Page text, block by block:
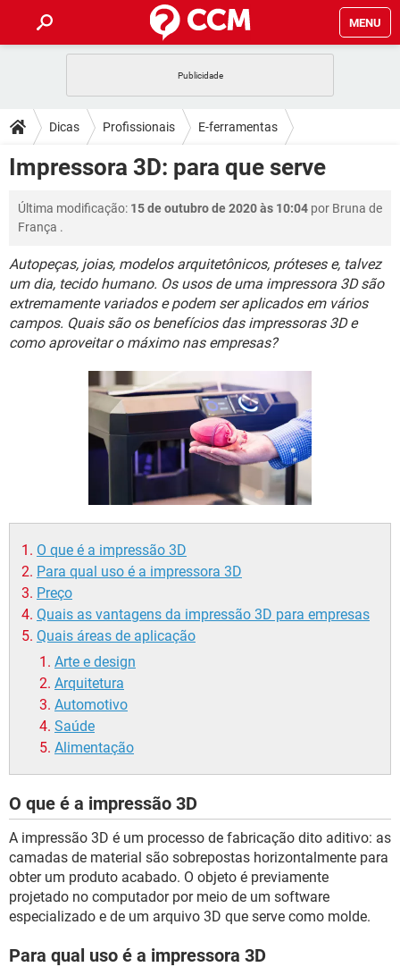
MENU
CELULAR FACEBOOK
OUTLOOK EXCEL
GUIA DE COMPRAS
DICAS
JOGOS
CELULAR FACEBOOK
OUTLOOK EXCEL
GUIA DE COMPRAS
DOWNLOADS
CELULAR
INSTAGRAM GMAIL
GUIA DE COMPRAS
FÓRUM
CELULAR FACEBOOK
OUTLOOK EXCEL
INSTAGRAM GMAIL
JOGOS WHATSAPP
FACEBOOK
OUTLOOK EXCEL
GUIA DE COMPRAS
Dicas Profissionais E-ferramentas
Impressora 3D: para que serve
Última modificação: 15 de outubro de 2020 às 10:04 por Bruna de
França .
Autopeças, joias, modelos arquitetônicos, próteses e, talvez
um dia, tecido humano. Os usos de uma impressora 3D são
extremamente variados e podem ser aplicados em vários
campos. Quais são os benefícios das impressoras 3D e
como aproveitar o máximo nas empresas?
O que é a impressão 3D
Para qual uso é a impressora 3D
Preço
Quais as vantagens da impressão 3D para empresas
Quais áreas de aplicação
Arte e design
Arquitetura
Automotivo
Saúde
Alimentação
O que é a impressão 3D
A impressão 3D é um processo de fabricação dito aditivo: as
camadas de material são sobrepostas horizontalmente para
obter um produto acabado. O objeto é previamente
projetado no computador por meio de um software
especializado e de um arquivo 3D que serve como molde.
Para qual uso é a impressora 3D